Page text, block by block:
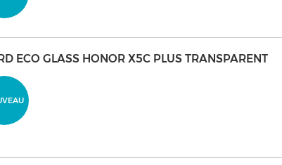
ECO GLASS HONOR X5C PLUS TRANSPARENT